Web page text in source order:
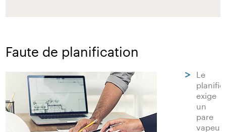
Faute de planification
Le
exige
un
pare
vapeur,